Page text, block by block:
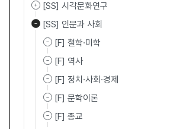
[SS] 시각문화연구
[SS] 인문과 사회
[F] 철학·미학
[F] 역사
[F] 정치·사회·경제
[F] 문학이론
[F] 종교